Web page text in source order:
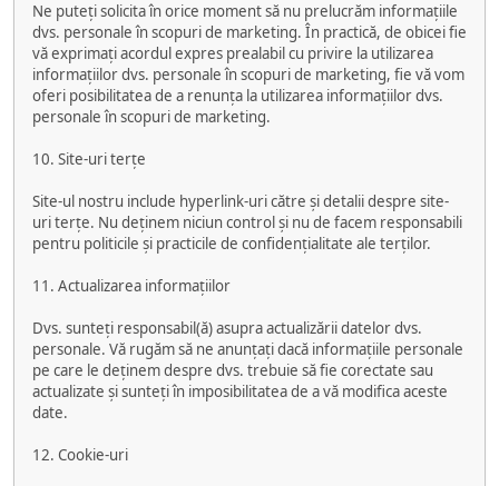
Ne puteți solicita în orice moment să nu prelucrăm informațiile
dvs. personale în scopuri de marketing. În practică, de obicei fie
vă exprimați acordul expres prealabil cu privire la utilizarea
informațiilor dvs. personale în scopuri de marketing, fie vă vom
oferi posibilitatea de a renunța la utilizarea informațiilor dvs.
personale în scopuri de marketing.
10. Site-uri terțe
Site-ul nostru include hyperlink-uri către și detalii despre site-
uri terțe. Nu deținem niciun control și nu de facem responsabili
pentru politicile și practicile de confidențialitate ale terților.
11. Actualizarea informațiilor
Dvs. sunteți responsabil(ă) asupra actualizării datelor dvs.
personale. Vă rugăm să ne anunțați dacă informațiile personale
pe care le deținem despre dvs. trebuie să fie corectate sau
actualizate și sunteți în imposibilitatea de a vă modifica aceste
date.
12. Cookie-uri